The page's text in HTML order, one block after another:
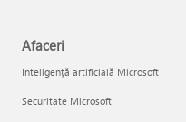
Afaceri
Inteligență artificială Microsoft
Securitate Microsoft